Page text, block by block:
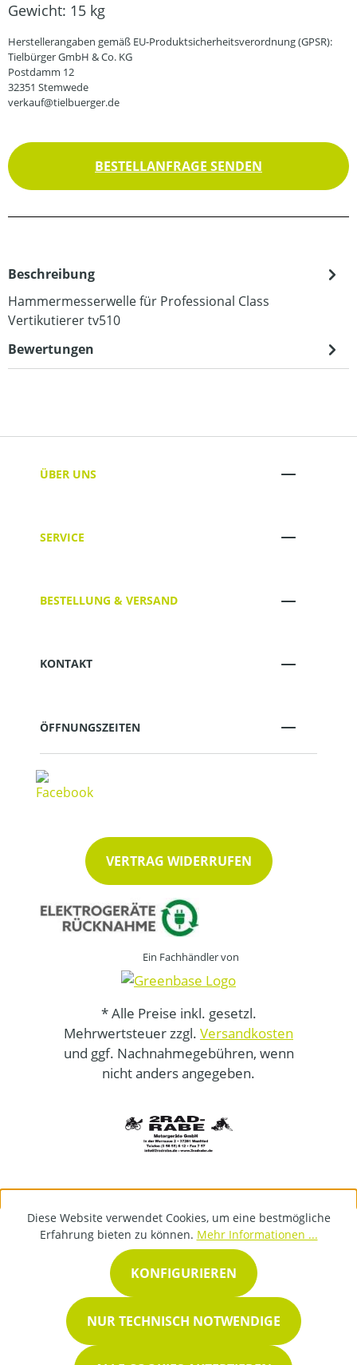
Gewicht: 15 kg
Herstellerangaben gemäß EU-Produktsicherheitsverordnung (GPSR):
Tielbürger GmbH & Co. KG
Postdamm 12
32351 Stemwede
verkauf@tielbuerger.de
BESTELLANFRAGE SENDEN
Beschreibung
Hammermesserwelle für Professional Class
Vertikutierer tv510
Bewertungen
ÜBER UNS
SERVICE
BESTELLUNG & VERSAND
KONTAKT
ÖFFNUNGSZEITEN
VERTRAG WIDERRUFEN
Ein Fachhändler von
* Alle Preise inkl. gesetzl.
Mehrwertsteuer zzgl. Versandkosten
und ggf. Nachnahmegebühren, wenn
nicht anders angegeben.
Diese Website verwendet Cookies, um eine bestmögliche
Erfahrung bieten zu können. Mehr Informationen ...
NUR TECHNISCH NOTWENDIGE
KONFIGURIEREN